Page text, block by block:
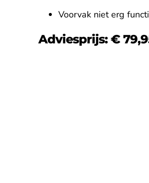
Voorvak niet erg
Adviesprijs: €